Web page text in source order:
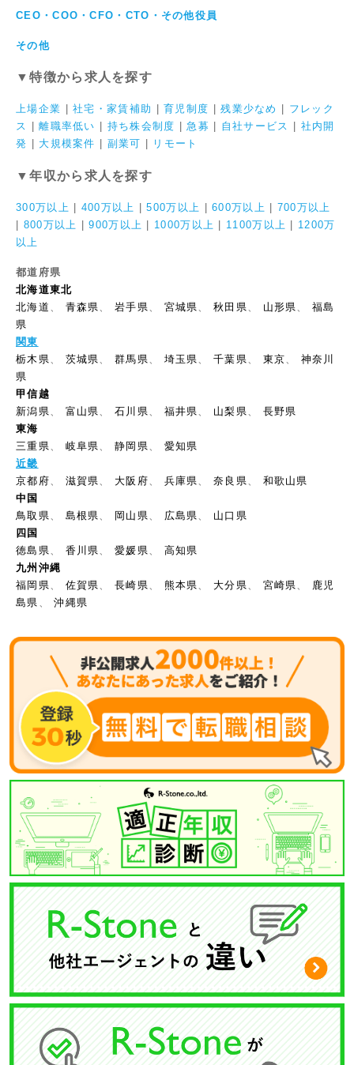
CEO・COO・CFO・CTO・その他役員
その他
▼特徴から求人を探す
上場企業 |社宅・家賃補助 |育児制度 |残業少なめ
フレック
ス
|離職率低い 持ち株会制度 |急募 自社サービス
社内開
発
大規模案件 副業可 リモート
▼年収から求人を探す
300万以上 400万以上 |500万以上 |600万以上
700万以上
800万以上 |900万以上 1000万以上 1100万以上
1200万
以上
都道府県
北海道東北
北海道
青森県 、岩手県 宮城県 、秋田県 山形県 、福島
県
関東
栃木県
茨城県 、群馬県 埼玉県 、千葉県 東京
神奈川
県
甲信越
新潟県
富山県 、石川県 福井県 山梨県
長野県
東海
三重県
岐阜県 、静岡県
愛知県
近畿
京都府
滋賀県 大阪府 兵庫県 、奈良県
和歌山県
中国
鳥取県
島根県 岡山県 広島県
山口県
四国
徳島県
香川県 、愛媛県
高知県
九州沖縄
福岡県
佐賀県 、長崎県 熊本県 大分県 宮崎県
鹿児
島県
、沖縄県